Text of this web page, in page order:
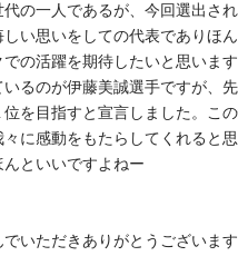
代の一人であるが、今回選出さ
しい思いをしての代表でありほ
での活躍を期待したいと思いま
るのが伊藤美誠選手ですが、
を目指すと宣言しました。こ
に感動をもたらしてくれると
といいですよねー
いただきありがとうございます